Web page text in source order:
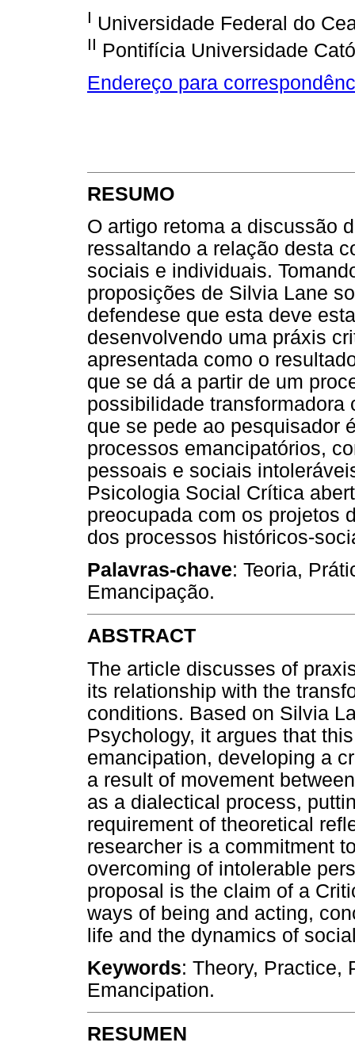
I Universidade Federal do
II Pontifícia Universidade
Endereço para
RESUMO
O artigo retoma a discussão
ressaltando a relação desta
sociais e individuais.
proposições de Silvia Lane
defendese que esta deve
desenvolvendo uma práxis
apresentada como o
que se dá a partir de um
possibilidade
que se pede ao pesquisador
processos emancipatórios,
pessoais e sociais
Psicologia Social Crítica
preocupada com os projetos
dos processos históricos-
Palavras-chave: Teoria,
Emancipação.
ABSTRACT
The article discusses of
its relationship with the
conditions. Based on Silvia
Psychology, it argues that
emancipation, developing a
a result of movement
as a dialectical process,
requirement of theoretical
researcher is a commitment
overcoming of intolerable
proposal is the claim of a
ways of being and acting,
life and the dynamics of
Keywords: Theory, Practice,
Emancipation.
RESUMEN